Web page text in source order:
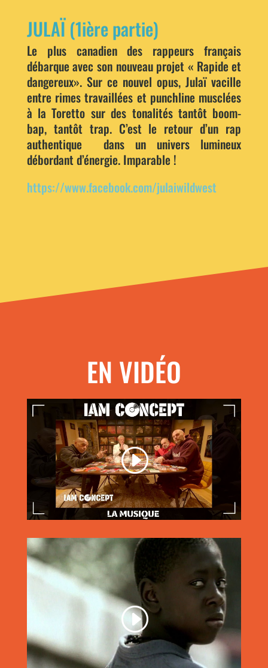
JULAÏ (1ière partie)
Le plus canadien des rappeurs français
débarque avec son nouveau projet « Rapide et
dangereux». Sur ce nouvel opus, Julaï vacille
entre rimes travaillées et punchline musclées
à la Toretto sur des tonalités tantôt boom-
bap, tantôt trap. C’est le retour d’un rap
authentique dans un univers lumineux
débordant d’énergie. Imparable !
https://www.facebook.com/julaiwildwest
EN VIDÉO